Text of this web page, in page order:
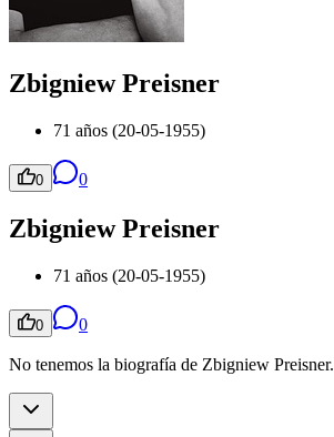
Zbigniew Preisner
71 años (20-05-1955)
0 0
Zbigniew Preisner
71 años (20-05-1955)
0 0
No tenemos la biografía de Zbigniew Preisner.